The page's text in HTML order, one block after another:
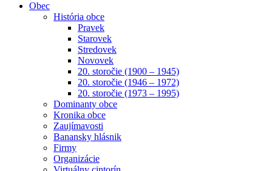
Obec
História obce
Pravek
Starovek
Stredovek
Novovek
20. storočie (1900 – 1945)
20. storočie (1946 – 1972)
20. storočie (1973 – 1995)
Dominanty obce
Kronika obce
Zaujímavosti
Banansky hlásnik
Firmy
Organizácie